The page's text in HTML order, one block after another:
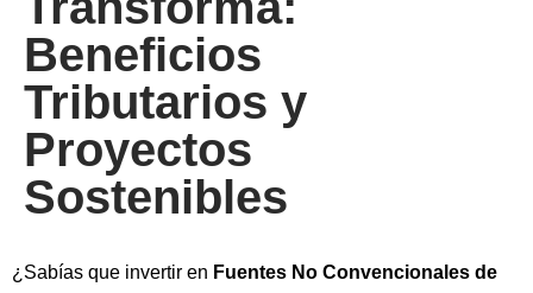
Beneficios
Tributarios y
Proyectos
Sostenibles
¿Sabías que invertir en Fuentes No Convencionales de